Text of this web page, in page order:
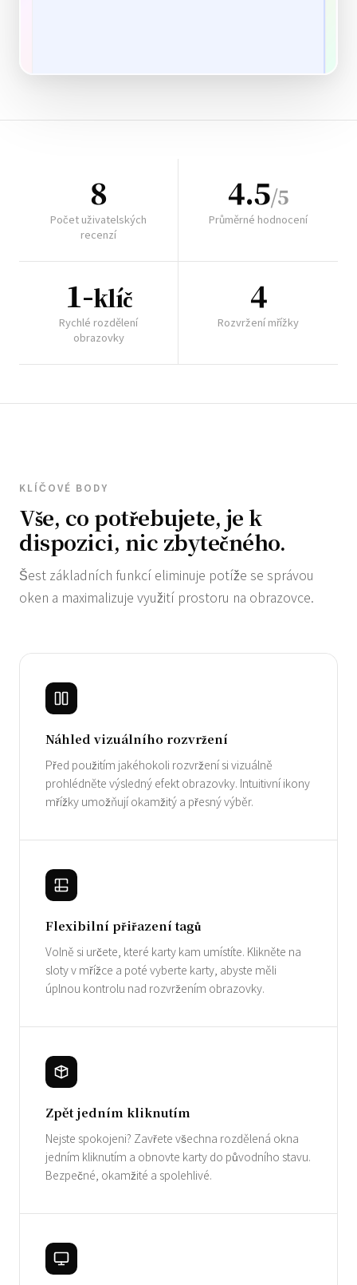
8
Počet uživatelských
recenzí
4.5/5
Průměrné hodnocení
1-klíč
Rychlé rozdělení
obrazovky
4
Rozvržení mřížky
KLÍČOVÉ BODY
Vše, co potřebujete, je k
dispozici, nic zbytečného.
Šest základních funkcí eliminuje potíže se správou
oken a maximalizuje využití prostoru na obrazovce.
Náhled vizuálního rozvržení
Před použitím jakéhokoli rozvržení si vizuálně
prohlédněte výsledný efekt obrazovky. Intuitivní ikony
mřížky umožňují okamžitý a přesný výběr.
Flexibilní přiřazení tagů
Volně si určete, které karty kam umístíte. Klikněte na
sloty v mřížce a poté vyberte karty, abyste měli
úplnou kontrolu nad rozvržením obrazovky.
Zpět jedním kliknutím
Nejste spokojeni? Zavřete všechna rozdělená okna
jedním kliknutím a obnovte karty do původního stavu.
Bezpečné, okamžité a spolehlivé.